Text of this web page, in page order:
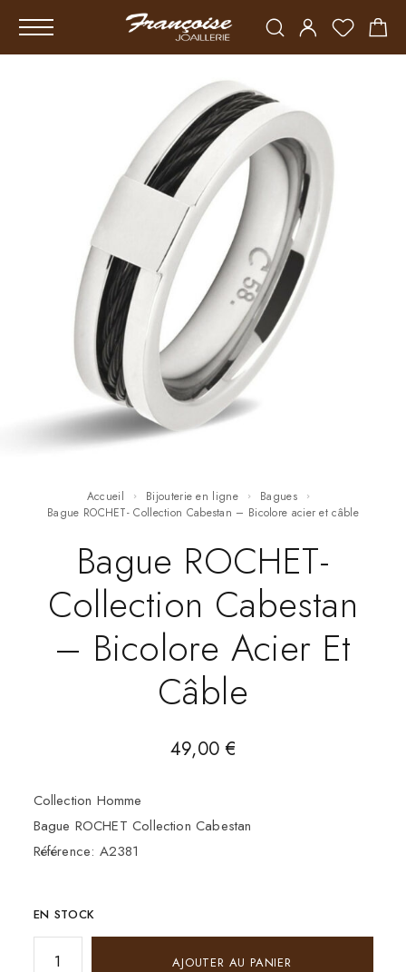
Accueil Bijouterie en ligne
Bagues
Bague ROCHET- Collection Cabestan – Bicolore acier et câble
Bague ROCHET-
Collection Cabestan
– Bicolore Acier Et
Câble
49,00€
Collection Homme
Bague ROCHET Collection Cabestan
Référence: A2381
EN STOCK
AJOUTER AU PANIER